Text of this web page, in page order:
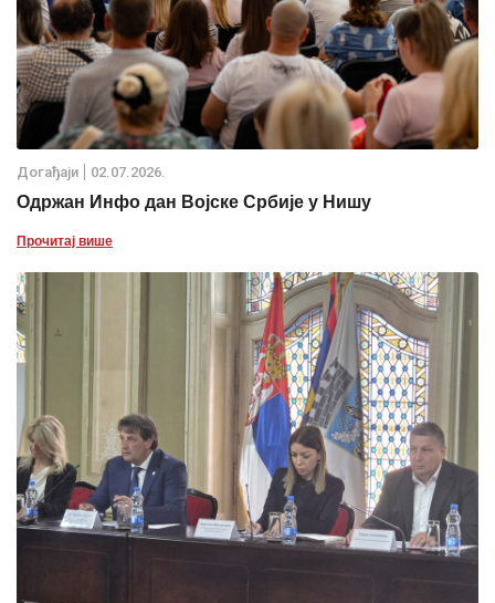
Дoгађаjи 02.07.2026.
Одржан Инфо дан Војске Србије у Нишу
Прочитај више